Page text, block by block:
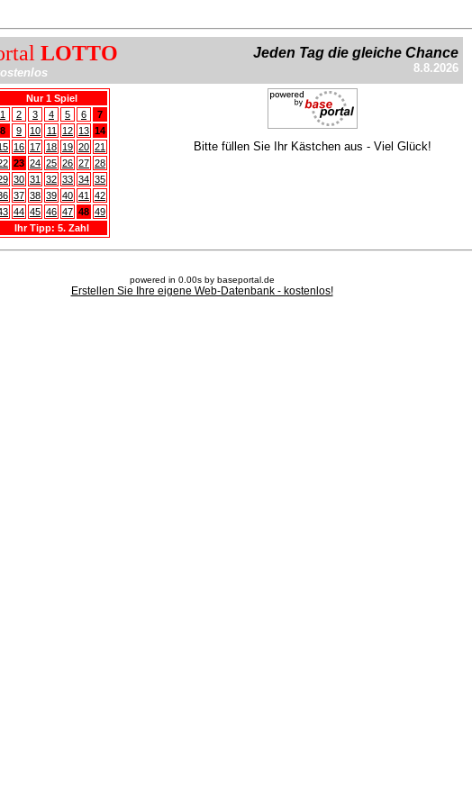
LOTTO Jeden Tag die gleiche Chance
8.8.2026
Nur 1 Spiel
1
2 3 4 5 6
7
8
9 10 11 12 13 14
16 17 18 19 20 21
23 24 25 26 27 28
30 31 32 33 34 35
37 38 39 40 41
42
44 45 46 47 48 49
Ihr Tipp: 5. Zahl
Bitte füllen Sie Ihr Kästchen aus - Viel Glück!
powered in 0.00s by baseportal.de
Erstellen Sie Ihre eigene Web-Datenbank - kostenlos!